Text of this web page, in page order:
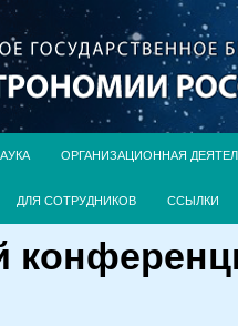
ОРГАНИЗАЦИОННАЯ
ДЛЯ СОТРУДНИКОВ ССЫЛКИ